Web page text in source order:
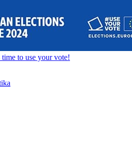
to use your vote!